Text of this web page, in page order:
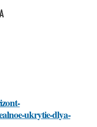
ukrytie-dlya-